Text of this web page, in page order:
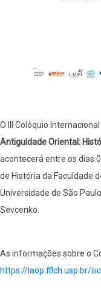
O III Colóquio
Antiguidade Oriental:
acontecerá entre os dias
de História da Faculdade
Universidade de São
Sevcenko.
As informações sobre o
https://laop.fflch.usp.br/